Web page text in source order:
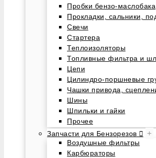
Пробки бензо-маслобака
Прокладки, сальники,
Свечи
Стартера
Теплоизоляторы
Топливные фильтра и
Цепи
Цилиндро-поршневые
Чашки привода,
Шины
Шпильки и гайки
Прочее
Запчасти для Бензорезов
+
Воздушные фильтры
Карбюраторы